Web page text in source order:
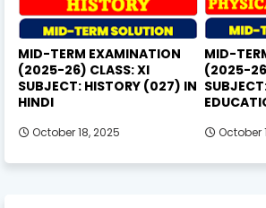
MID-TERM EXAMINATION
(2025-26) CLASS: XI
SUBJECT: HISTORY (027) IN
HINDI
October 18, 2025
MID-
(2025-
October